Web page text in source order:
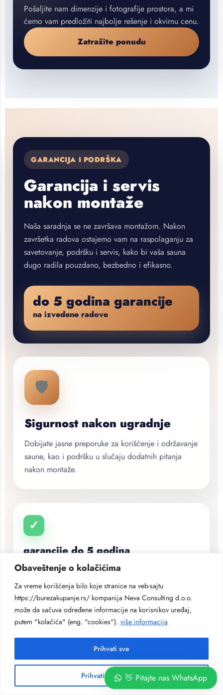
Obaveštenje o kolačićima
Za vreme korišćenja bilo koje stranice na veb-sajtu
https://burezakupanje.rs/ kompanija Neva Consulting d.o.o.
može da sačuva određene informacije na korisnikov uređaj,
putem "kolačića" (eng. "cookies"). više informacija
Prihvati neobhodne
Prihvati sve
Pošaljite nam dimenzije i fotografije prostora, a mi
ćemo vam predložiti najbolje rešenje i okvirnu cenu.
Zatražite ponudu
GARANCIJA I PODRŠKA
Garancija i servis
nakon montaže
Naša saradnja se ne završava montažom. Nakon
završetka radova ostajemo vam na raspolaganju za
savetovanje, podršku i servis, kako bi vaša sauna
dugo radila pouzdano, bezbedno i efikasno.
do 5 godina garancije
na izvedene radove
🛡️
Sigurnost nakon ugradnje
Dobijate jasne preporuke za korišćenje i održavanje
saune, kao i podršku u slučaju dodatnih pitanja
nakon montaže.
✓
garancije do 5 godina
Pružamo garanciju na izvedene radove, kvalitet
✓
Podrška nakon montaže
Ostajemo dostupni za pitanja, dodatna podešavanja i
savete nakon što sauna bude spremna za korišćenje.
👋 Pitajte nas WhatsApp